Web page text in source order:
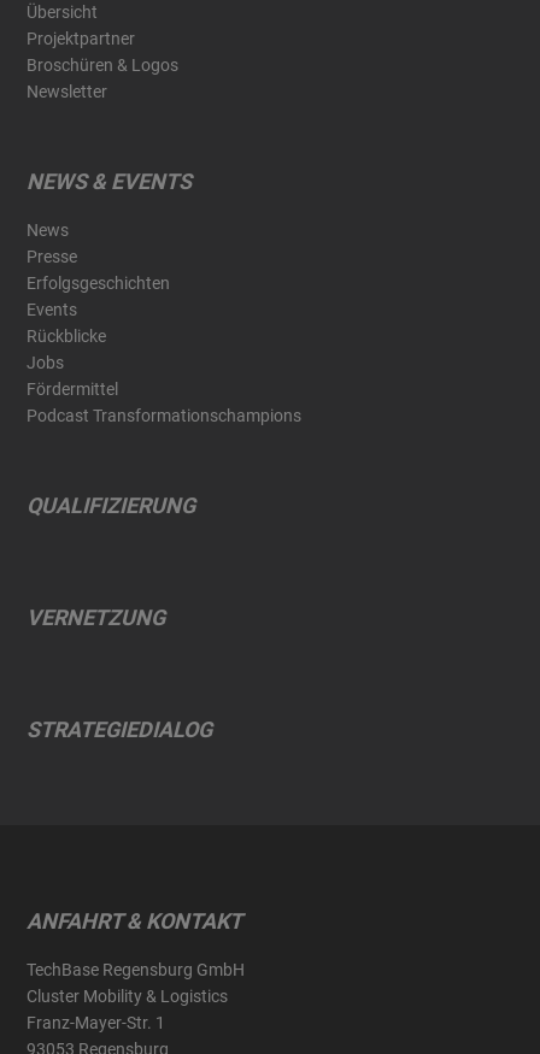
Übersicht
Projektpartner
Broschüren & Logos
Newsletter
NEWS & EVENTS
News
Presse
Erfolgsgeschichten
Events
Rückblicke
Jobs
Fördermittel
Podcast Transformationschampions
QUALIFIZIERUNG
VERNETZUNG
STRATEGIEDIALOG
ANFAHRT & KONTAKT
TechBase Regensburg GmbH
Cluster Mobility & Logistics
Franz-Mayer-Str. 1
93053 Regensburg